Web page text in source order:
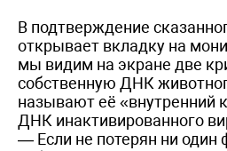
В подтверждение
открывает вкладку на
мы видим на экране две
собственную ДНК
называют её «внутренний
ДНК инактивированного
— Если не потерян ни один